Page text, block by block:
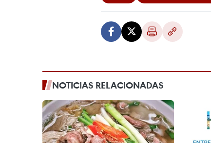
NOTICIAS RELACIONADAS